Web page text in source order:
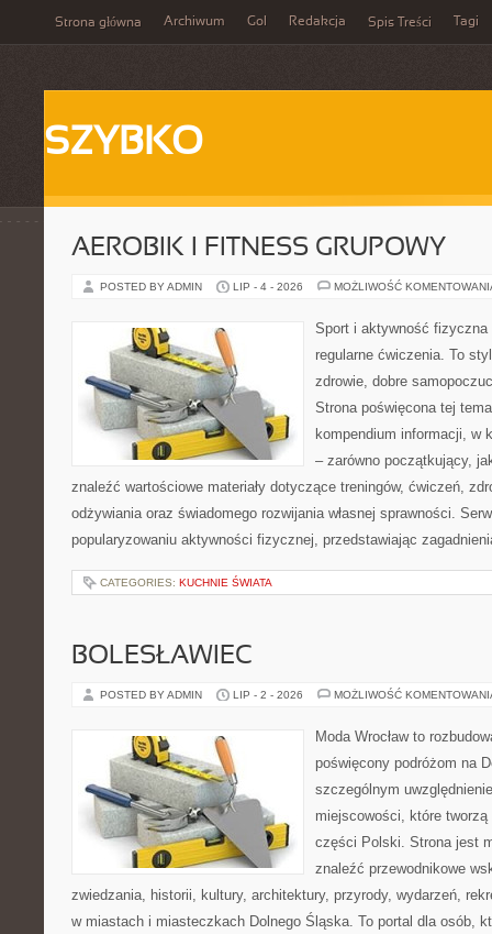
Strona główna Archiwum Gol Redakcja Spis Treści Tagi
SZYBKO
AEROBIK I FITNESS GRUPOWY
POSTED BY ADMIN LIP - 4 - 2026 MOŻLIWOŚĆ
Sport i aktywność
regularne ćwiczenia. To
zdrowie, dobre
Strona poświęcona tej
kompendium informacji, w
– zarówno początkujący,
znaleźć wartościowe materiały dotyczące treningów, ćwiczeń,
odżywiania oraz świadomego rozwijania własnej sprawności.
popularyzowaniu aktywności fizycznej, przedstawiając
CATEGORIES: KUCHNIE ŚWIATA
BOLESŁAWIEC
POSTED BY ADMIN LIP - 2 - 2026 MOŻLIWOŚĆ
Moda Wrocław to
poświęcony podróżom na
szczególnym
miejscowości, które
części Polski. Strona jest
znaleźć przewodnikowe
zwiedzania, historii, kultury, architektury, przyrody, wydarzeń,
w miastach i miasteczkach Dolnego Śląska. To portal dla osób,